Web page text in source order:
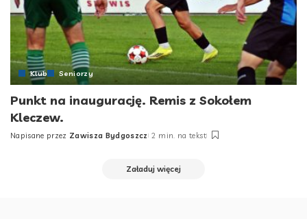
Klub Seniorzy
Punkt na inaugurację. Remis z Sokołem
Kleczew.
Posted
Napisane przez Zawisza Bydgoszcz 2 min. na tekst
Załaduj więcej